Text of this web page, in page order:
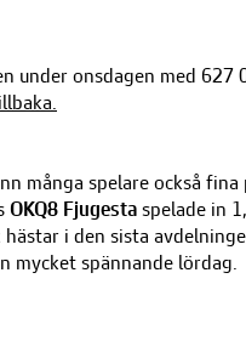
under onsdagen med 627
många spelare också
OKQ8 Fjugesta spelade in
i den sista
mycket spännande lördag.